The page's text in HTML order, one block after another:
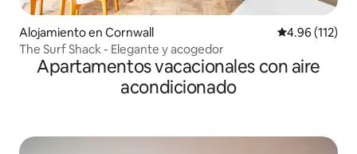
Alojamiento en Cornwall Calificación
4.96 (112)
The Surf Shack - Elegante y acogedor
Apartamentos vacacionales con aire
acondicionado